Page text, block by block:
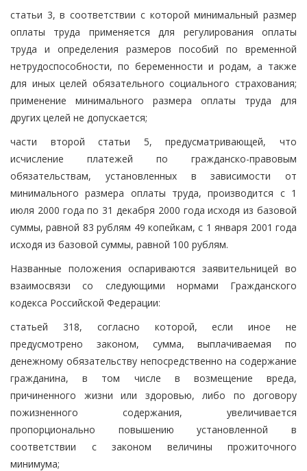
статьи 3, в соответствии с которой минимальный размер
оплаты труда применяется для регулирования оплаты
труда и определения размеров пособий по временной
нетрудоспособности, по беременности и родам, а также
для иных целей обязательного социального страхования;
применение минимального размера оплаты труда для
других целей не допускается;
части второй статьи 5, предусматривающей, что
исчисление платежей по гражданско-правовым
обязательствам, установленных в зависимости от
минимального размера оплаты труда, производится с 1
июля 2000 года по 31 декабря 2000 года исходя из базовой
суммы, равной 83 рублям 49 копейкам, с 1 января 2001 года
исходя из базовой суммы, равной 100 рублям.
Названные положения оспариваются заявительницей во
взаимосвязи со следующими нормами Гражданского
кодекса Российской Федерации:
статьей 318, согласно которой, если иное не
предусмотрено законом, сумма, выплачиваемая по
денежному обязательству непосредственно на содержание
гражданина, в том числе в возмещение вреда,
причиненного жизни или здоровью, либо по договору
пожизненного содержания, увеличивается
пропорционально повышению установленной в
соответствии с законом величины прожиточного
минимума;